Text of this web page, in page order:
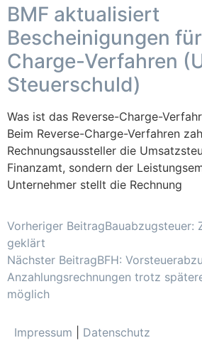
BMF aktualisiert
Bescheinigungen
Charge-Verfahren
Steuerschuld)
Was ist das Reverse-Charge-
Beim Reverse-Charge-Verfahren
Rechnungsaussteller die
Finanzamt, sondern der
Unternehmer stellt die Rechnung
Vorheriger BeitragBauabzugsteuer:
geklärt
Nächster BeitragBFH:
Anzahlungsrechnungen trotz
möglich
Impressum Datenschutz